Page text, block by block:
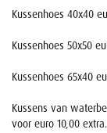
Kussenhoes 40x40
Kussenhoes 50x50
Kussenhoes 65x40
Kussens van
voor euro 10,00 extra.